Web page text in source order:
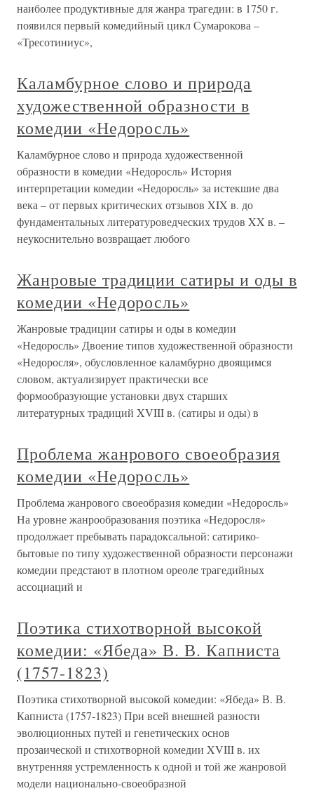
наиболее продуктивные для жанра трагедии: в 1750 г.
появился первый комедийный цикл Сумарокова –
«Тресотиниус»,
Каламбурное слово и природа
художественной образности в
комедии «Недоросль»
Каламбурное слово и природа художественной
образности в комедии «Недоросль» История
интерпретации комедии «Недоросль» за истекшие два
века – от первых критических отзывов XIX в. до
фундаментальных литературоведческих трудов XX в. –
неукоснительно возвращает любого
Жанровые традиции сатиры и оды в
комедии «Недоросль»
Жанровые традиции сатиры и оды в комедии
«Недоросль» Двоение типов художественной образности
«Недоросля», обусловленное каламбурно двоящимся
словом, актуализирует практически все
формообразующие установки двух старших
литературных традиций XVIII в. (сатиры и оды) в
Проблема жанрового своеобразия
комедии «Недоросль»
Проблема жанрового своеобразия комедии «Недоросль»
На уровне жанрообразования поэтика «Недоросля»
продолжает пребывать парадоксальной: сатирико-
бытовые по типу художественной образности персонажи
комедии предстают в плотном ореоле трагедийных
ассоциаций и
Поэтика стихотворной высокой
комедии: «Ябеда» В. В. Капниста
(1757-1823)
Поэтика стихотворной высокой комедии: «Ябеда» В. В.
Капниста (1757-1823) При всей внешней разности
эволюционных путей и генетических основ
прозаической и стихотворной комедии XVIII в. их
внутренняя устремленность к одной и той же жанровой
модели национально-своеобразной